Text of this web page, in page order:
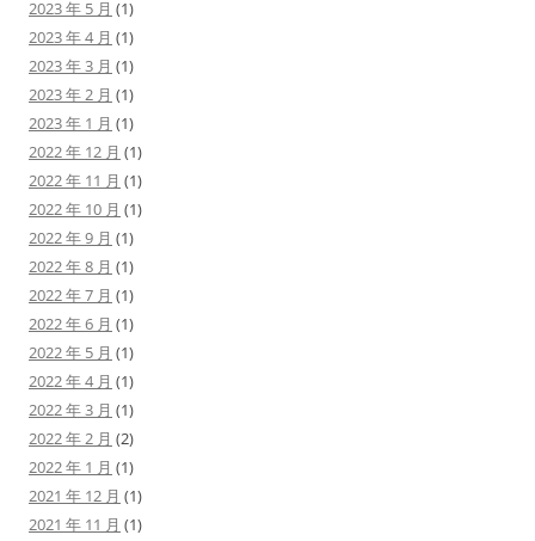
2023 年 5 月 (1)
2023 年 4 月 (1)
2023 年 3 月 (1)
2023 年 2 月 (1)
2023 年 1 月 (1)
2022 年 12 月 (1)
2022 年 11 月 (1)
2022 年 10 月 (1)
2022 年 9 月 (1)
2022 年 8 月 (1)
2022 年 7 月 (1)
2022 年 6 月 (1)
2022 年 5 月 (1)
2022 年 4 月 (1)
2022 年 3 月 (1)
2022 年 2 月 (2)
2022 年 1 月 (1)
2021 年 12 月 (1)
2021 年 11 月 (1)